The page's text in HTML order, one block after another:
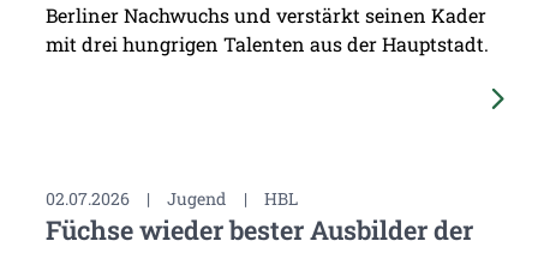
Berliner Nachwuchs und verstärkt seinen Kader
mit drei hungrigen Talenten aus der Hauptstadt.
02.07.2026 | Jugend | HBL
Füchse wieder bester Ausbilder der